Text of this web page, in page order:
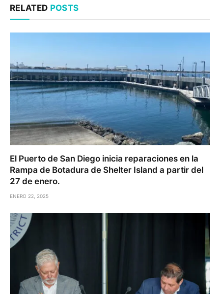
RELATED POSTS
El Puerto de San Diego inicia reparaciones en la
Rampa de Botadura de Shelter Island a partir del
27 de enero.
ENERO 22, 2025